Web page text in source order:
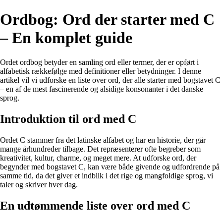
Ordbog: Ord der starter med C
– En komplet guide
Ordet ordbog betyder en samling ord eller termer, der er opført i
alfabetisk rækkefølge med definitioner eller betydninger. I denne
artikel vil vi udforske en liste over ord, der alle starter med bogstavet C
– en af de mest fascinerende og alsidige konsonanter i det danske
sprog.
Introduktion til ord med C
Ordet C stammer fra det latinske alfabet og har en historie, der går
mange århundreder tilbage. Det repræsenterer ofte begreber som
kreativitet, kultur, charme, og meget mere. At udforske ord, der
begynder med bogstavet C, kan være både givende og udfordrende på
samme tid, da det giver et indblik i det rige og mangfoldige sprog, vi
taler og skriver hver dag.
En udtømmende liste over ord med C